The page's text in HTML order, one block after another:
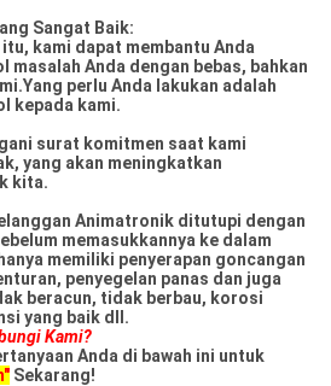
Sangat Baik:
kami dapat membantu Anda
masalah Anda dengan bebas, bahkan
perlu Anda lakukan adalah
kepada kami.
surat komitmen saat kami
yang akan meningkatkan
kita.
Animatronik ditutupi dengan
memasukkannya ke dalam
memiliki penyerapan goncangan
penyegelan panas dan juga
beracun, tidak berbau, korosi
yang baik dll.
Kami?
Anda di bawah ini untuk
Sekarang!